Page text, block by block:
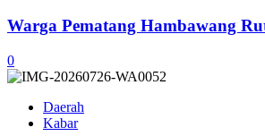
Warga Pematang Hambawang
0
Daerah
Kabar